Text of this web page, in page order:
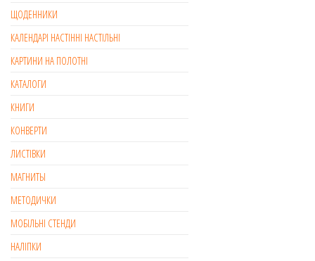
ЩОДЕННИКИ
КАЛЕНДАРІ НАСТІННІ НАСТІЛЬНІ
КАРТИНИ НА ПОЛОТНІ
КАТАЛОГИ
КНИГИ
КОНВЕРТИ
ЛИСТІВКИ
МАГНИТЫ
МЕТОДИЧКИ
МОБІЛЬНІ СТЕНДИ
НАЛІПКИ